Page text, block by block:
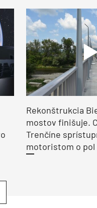
Rekonštrukcia
mostov finišuje.
Trenčíne
motoristom o pol